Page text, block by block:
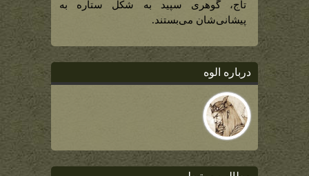
تاج، گوهری سپید به شکل ستاره به
پیشانی‌شان می‌بستند.
درباره الوه